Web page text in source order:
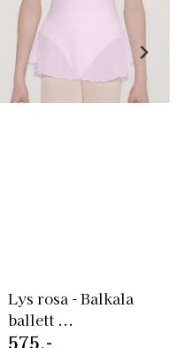
Lys rosa - Balkala
ballett ...
575,-